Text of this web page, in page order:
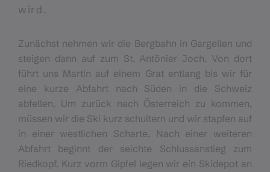
wird.
Zunächst nehmen wir die Bergbahn in Gargellen und
steigen dann auf zum St. Antönier Joch. Von dort
führt uns Martin auf einem Grat entlang bis wir für
eine kurze Abfahrt nach Süden in die Schweiz
abfellen. Um zurück nach Österreich zu kommen,
müssen wir die Ski kurz schultern und wir stapfen auf
in einer westlichen Scharte. Nach einer weiteren
Abfahrt beginnt der seichte Schlussanstieg zum
Riedkopf. Kurz vorm Gipfel legen wir ein Skidepot an